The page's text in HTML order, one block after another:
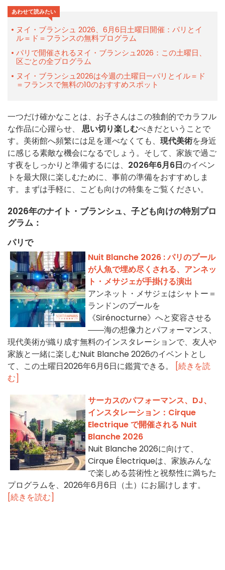
あわせて読みたい
ヌイ・ブランシュ 2026、6月6日土曜日開催：パリとイ
ル＝ド＝フランスの無料プログラム
パリで開催されるヌイ・ブランシュ2026：この土曜日、
区ごとの全プログラム
ヌイ・ブランシュ2026は今週の土曜日—パリとイル＝ド
＝フランスで無料の10のおすすめスポット
一つだけ確かなことは、お子さんはこの独創的でカラフル
な作品に心躍らせ、 思い切り楽しむべきだということで
す。美術館へ頻繁には足を運べなくても、 現代美術を身近
に感じる素敵な機会になるでしょう。そして、家族で過ご
す夜をしっかりと準備するには、 2026年6月6日のイベン
トを最大限に楽しむために、事前の準備をおすすめしま
す。まずは手軽に、こども向けの特集をご覧ください。
2026年のナイト・ブランシュ、子ども向けの特別プロ
グラム：
パリで
Nuit Blanche 2026 : パリのプール
が人魚で埋め尽くされる、アンネッ
ト・メサジェが手掛ける演出
アンネット・メサジェはシャトー＝
ランドンのプールを
《Sirénocturne》へと変容させる
――海の想像力とパフォーマンス、
現代美術が織り成す無料のインスタレーションで、友人や
家族と一緒に楽しむNuit Blanche 2026のイベントとし
て、この土曜日2026年6月6日に鑑賞できる。
[続きを読
む]
サーカスのパフォーマンス、DJ、
インスタレーション：Cirque
Electrique で開催される Nuit
Blanche 2026
Nuit Blanche 2026に向けて、
Cirque Électriqueは、家族みんな
で楽しめる芸術性と祝祭性に満ちた
プログラムを、2026年6月6日（土）にお届けします。
[続きを読む]